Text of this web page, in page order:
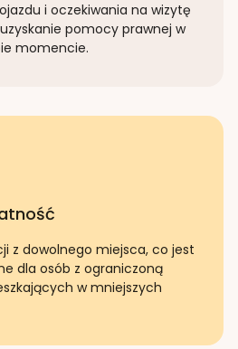
i oczekiwania na wizytę
pomocy prawnej w
momencie.
z dowolnego miejsca, co jest
dla osób z ograniczoną
w mniejszych